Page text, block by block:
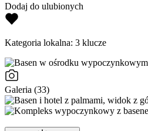
Dodaj do ulubionych
Kategoria lokalna: 3 klucze
Galeria (33)